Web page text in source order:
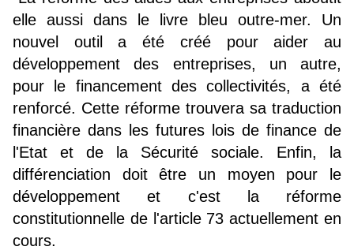
elle aussi dans le livre bleu outre-mer. Un
nouvel outil a été créé pour aider au
développement des entreprises, un autre,
pour le financement des collectivités, a été
renforcé. Cette réforme trouvera sa traduction
financière dans les futures lois de finance de
l'Etat et de la Sécurité sociale. Enfin, la
différenciation doit être un moyen pour le
développement et c'est la réforme
constitutionnelle de l'article 73 actuellement en
cours.